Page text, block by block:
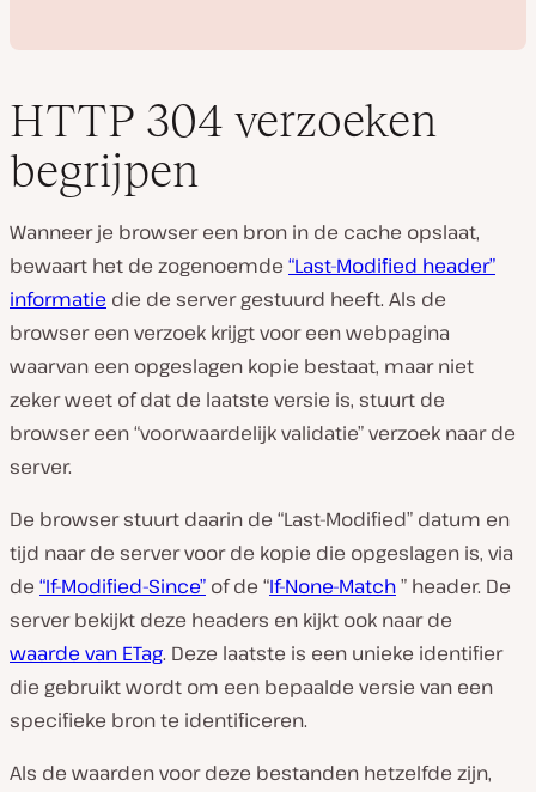
d
o
a
f
s
p
e
e
HTTP 304 verzoeken
begrijpen
Wanneer je browser een bron in de cache opslaat,
bewaart het de zogenoemde “Last-Modified header”
informatie die de server gestuurd heeft. Als de
browser een verzoek krijgt voor een webpagina
waarvan een opgeslagen kopie bestaat, maar niet
zeker weet of dat de laatste versie is, stuurt de
browser een “voorwaardelijk validatie” verzoek naar de
server.
De browser stuurt daarin de “Last-Modified” datum en
tijd naar de server voor de kopie die opgeslagen is, via
de “If-Modified-Since” of de “If-None-Match” header. De
server bekijkt deze headers en kijkt ook naar de
waarde van ETag. Deze laatste is een unieke identifier
die gebruikt wordt om een bepaalde versie van een
specifieke bron te identificeren.
Als de waarden voor deze bestanden hetzelfde zijn,